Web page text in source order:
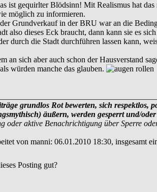
ist gequirlter Blödsinn! Mit Realismus hat
möglich zu informieren.
Grundverkauf in der BRU war an die
also dieses Eck braucht, dann kann sie es
durch die Stadt durchführen lassen kann,
an sich aber auch schon der Hausverstand
würden manche das glauben.
grundlos Rot bewerten, sich respektlos,
äußern, werden gesperrt und/
oder aktive Benachrichtigung über Sperre
von manni: 06.01.2010 18:30, insgesamt
Posting gut?